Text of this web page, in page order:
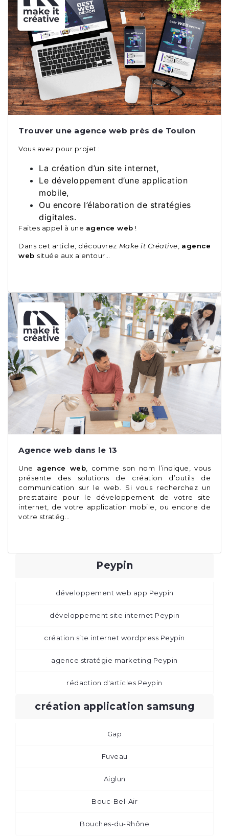
Trouver une agence web près de Toulon
Vous avez pour projet :
La création d’un site internet,
Le développement d’une application
mobile,
Ou encore l’élaboration de stratégies
digitales.
Faites appel à une agence web !
Dans cet article, découvrez Make it Créative agence
web située aux alentour…
Agence web dans le 13
Une agence web , comme son nom l’indique, vous
présente des solutions de création d’outils de
communication sur le web. Si vous recherchez un
prestataire pour le développement de votre site
internet, de votre application mobile, ou encore de
votre stratég…
Peypin
développement web app Peypin
développement site internet Peypin
création site internet wordpress Peypin
agence stratégie marketing Peypin
rédaction d'articles Peypin
création application samsung
Gap
Fuveau
Aiglun
Bouc-Bel-Air
Bouches-du-Rhône